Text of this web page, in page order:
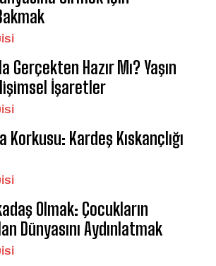
Gerçekten Hazır Mı? Yaşın
İşaretler
Korkusu: Kardeş Kıskançlığı
Olmak: Çocukların
Dünyasını Aydınlatmak